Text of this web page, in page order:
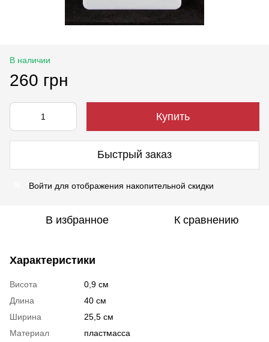
В наличии
260 грн
Купить
Быстрый заказ
Войти для отображения накопительной скидки
В избранное К сравнению
Характеристики
Висота
0,9 см
Длина
40 см
Ширина
25,5 см
Материал
пластмасса